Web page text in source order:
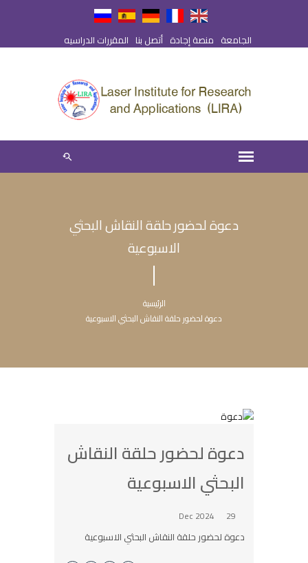
الجامعة منصة إجادة أتصل بنا المقررات الدراسيه
دعوة لحضور حلقة النقاش البحثي
الاسبوعية
الرئيسية
دعوة لحضور حلقة النقاش البحثي الاسبوعية
دعوة لحضور حلقة النقاش
البحثي الاسبوعية
29 Dec 2024
دعوة لحضور حلقة النقاش البحثي الاسبوعية